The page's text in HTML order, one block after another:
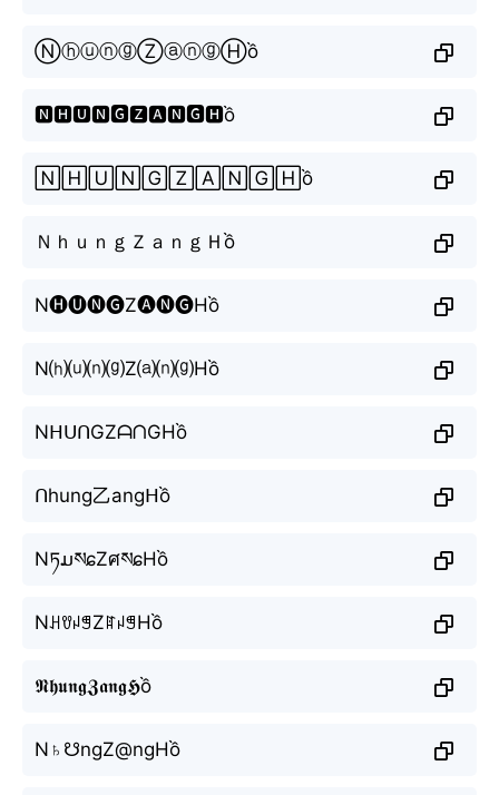
ⓃⓗⓤⓝⓖⓏⓐⓝⓖⒽồ
🅽🅷🆄🅽🅶🆉🅰🅽🅶🅷ồ
🄽🄷🅄🄽🄶🅉🄰🄽🄶🄷ồ
ＮｈｕｎｇＺａｎｇＨồ
N🅗🅤🅝🅖Z🅐🅝🅖Hồ
N⒣⒰⒩⒢Z⒜⒩⒢Hồ
NᕼᑌᑎGZᗩᑎGHồ
ᑎhung乙angᕼồ
NཏມསɕZศསɕHồ
NꃅꀎꈤꁅZꍏꈤꁅHồ
𝕹𝖍𝖚𝖓𝖌𝖅𝖆𝖓𝖌𝕳ồ
N♄☋ngZ@ngHồ